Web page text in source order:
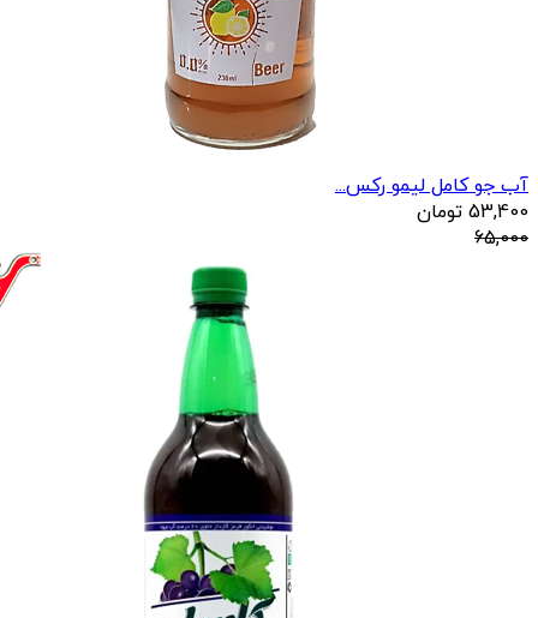
آب جو کامل لیمو رکس...
53,400 تومان
65,000